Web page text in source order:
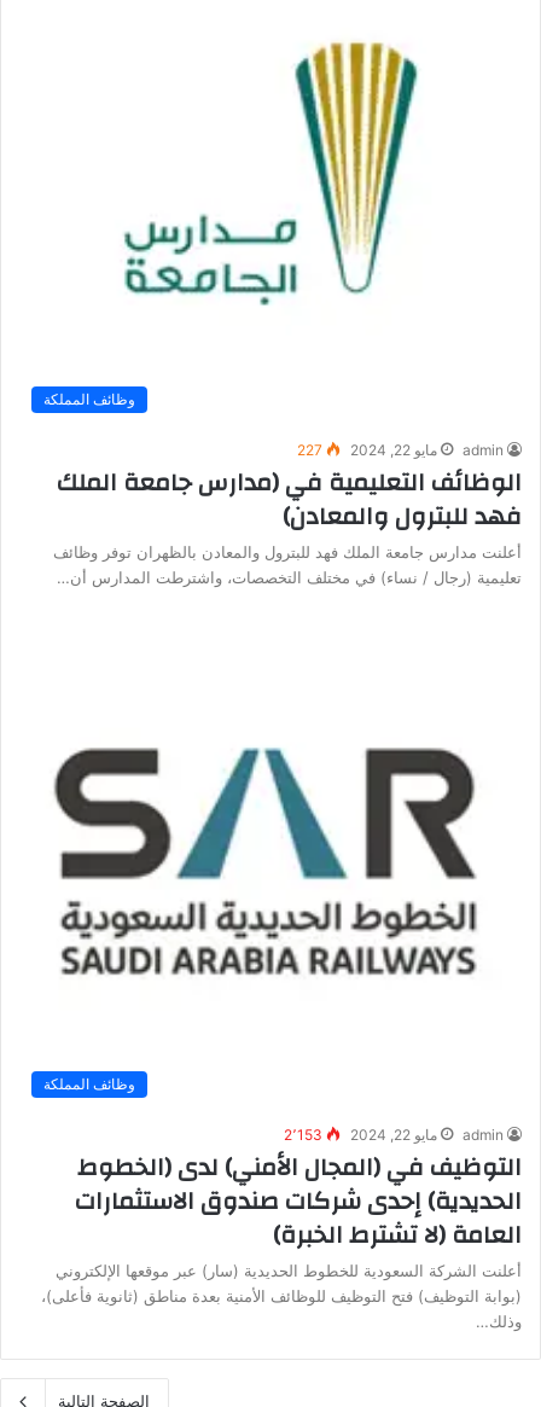
وظائف المملكة
admin مايو 22, 2024 227
الوظائف التعليمية في (مدارس جامعة الملك
فهد للبترول والمعادن)
أعلنت مدارس جامعة الملك فهد للبترول والمعادن بالظهران توفر وظائف
تعليمية (رجال / نساء) في مختلف التخصصات، واشترطت المدارس أن…
وظائف المملكة
admin مايو 22, 2024 2٬153
التوظيف في (المجال الأمني) لدى (الخطوط
الحديدية) إحدى شركات صندوق الاستثمارات
العامة (لا تشترط الخبرة)
أعلنت الشركة السعودية للخطوط الحديدية (سار) عبر موقعها الإلكتروني
(بوابة التوظيف) فتح التوظيف للوظائف الأمنية بعدة مناطق (ثانوية فأعلى)،
وذلك…
الصفحة التالية